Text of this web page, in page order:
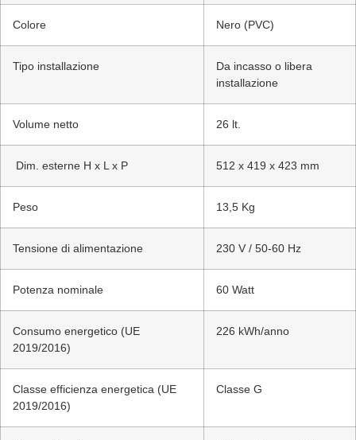
Colore Nero (PVC)
Tipo installazione
Da incasso o libera
installazione
Volume netto 26 lt.
Dim. esterne H x L x P 512 x 419 x 423 mm
Peso 13,5 Kg
Tensione di alimentazione 230 V / 50-60 Hz
Potenza nominale 60 Watt
Consumo energetico (UE
2019/2016)
226 kWh/anno
Classe efficienza energetica (UE
2019/2016)
Classe G